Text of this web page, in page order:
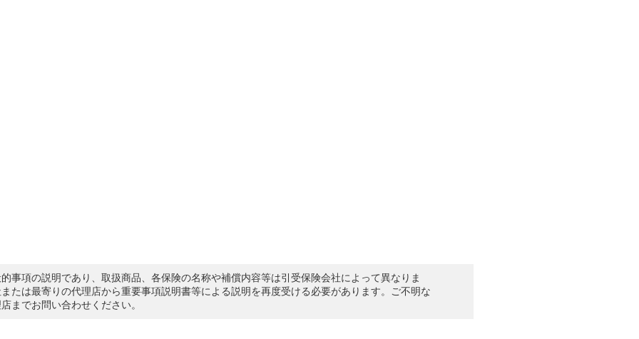
事項の説明であり、取扱商品、各保険の名称や補償内容等は引受保険会社によって異なりま
たは最寄りの代理店から重要事項説明書等による説明を再度受ける必要があります。ご不明な
までお問い合わせください。